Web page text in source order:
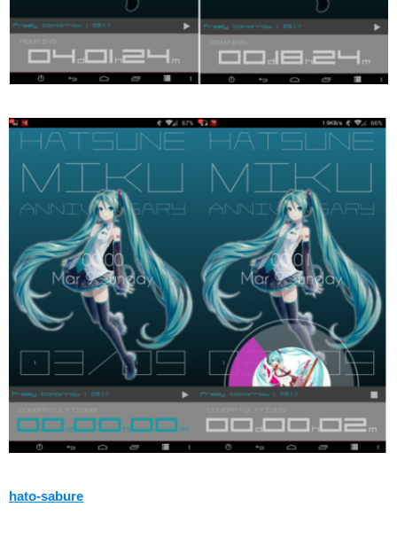
hato-sabure